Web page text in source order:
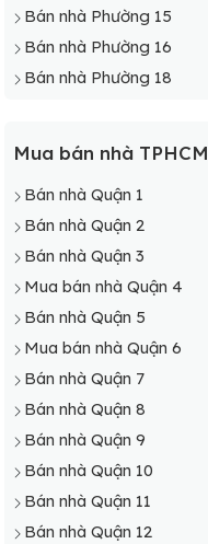
Bán nhà Phường 15
Bán nhà Phường 16
Bán nhà Phường 18
Mua bán nhà TPHCM
Bán nhà Quận 1
Bán nhà Quận 2
Bán nhà Quận 3
Mua bán nhà Quận 4
Bán nhà Quận 5
Mua bán nhà Quận 6
Bán nhà Quận 7
Bán nhà Quận 8
Bán nhà Quận 9
Bán nhà Quận 10
Bán nhà Quận 11
Bán nhà Quận 12